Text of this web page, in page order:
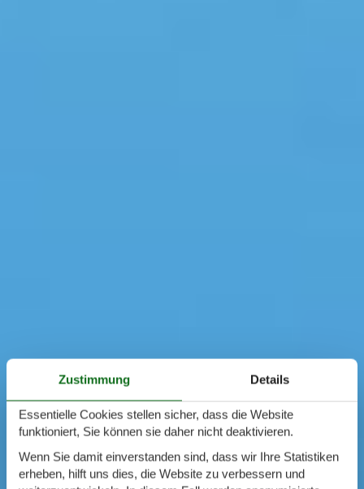
Zustimmung Details
Essentielle Cookies stellen sicher, dass die Website
funktioniert, Sie können sie daher nicht deaktivieren.
Wenn Sie damit einverstanden sind, dass wir Ihre Statistiken
erheben, hilft uns dies, die Website zu verbessern und